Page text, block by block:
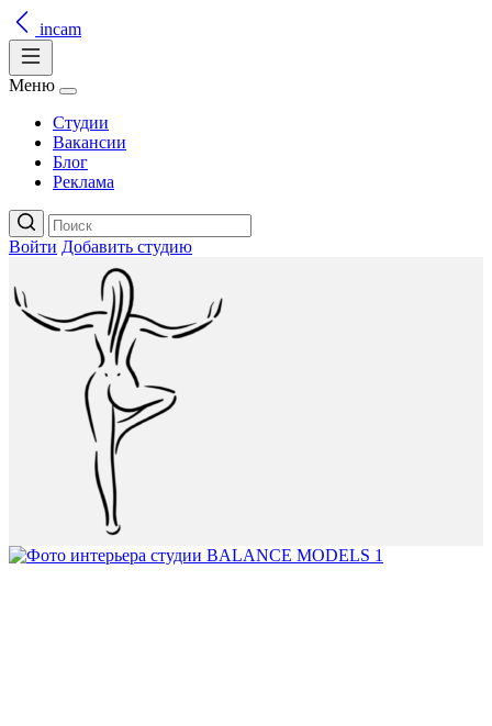
incam
Меню
Студии
Вакансии
Блог
Реклама
Войти Добавить студию